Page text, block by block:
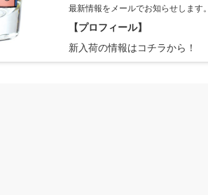
最新情報をメールでお知らせします。
【プロフィール】
新入荷の情報はコチラから！